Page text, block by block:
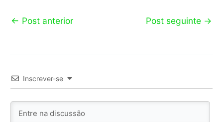
← Post anterior Post seguinte →
Inscrever-se